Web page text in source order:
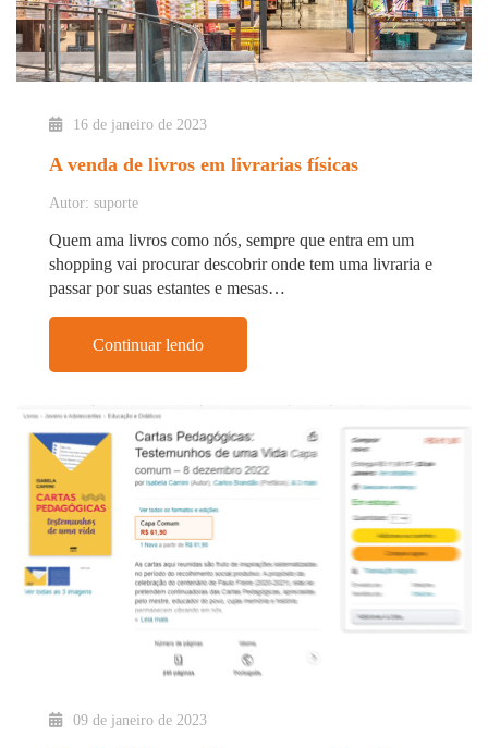
16 de janeiro de 2023
A venda de livros em livrarias físicas
Autor: suporte
Quem ama livros como nós, sempre que entra em um
shopping vai procurar descobrir onde tem uma livraria e
passar por suas estantes e mesas…
Continuar lendo
09 de janeiro de 2023